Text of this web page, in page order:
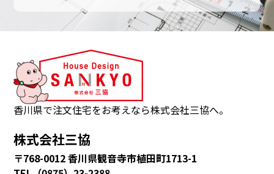
協
は、
観
音
市・
多
香川県で注文住宅をお考えなら株式会社三協へ。
株式会社三協
〒768-0012 香川県観音寺市植田町1713-1